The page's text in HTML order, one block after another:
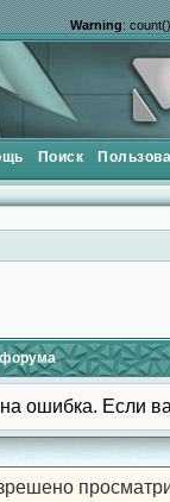
Warning:
Поиск
ошибка. Если